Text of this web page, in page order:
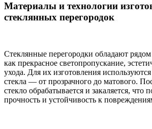
Материалы и технологии
стеклянных перегородок
Стеклянные перегородки обладают
как прекрасное светопропускание,
ухода. Для их изготовления
стекла — от прозрачного до матового.
стекло обрабатывается и закаляется, что
прочность и устойчивость к